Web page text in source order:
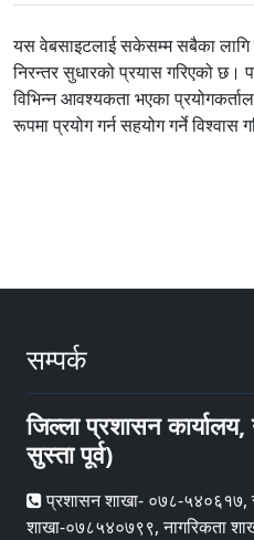
यस वेबसाइटलाई सकेसम्म सबैका लागि
निरन्तर सुधारको प्रयास गरिएको छ।
विभिन्न आवश्यकता भएका
रूपमा प्रयोग गर्न सहयोग गर्ने विश्वास
सम्पर्क
जिल्ला प्रशासन कार्यालय,
सुस्ता पूर्व)
प्रशासन शाखा- ०७८-५४०६१७,
शाखा-०७८५४०७९९, नागरिकता